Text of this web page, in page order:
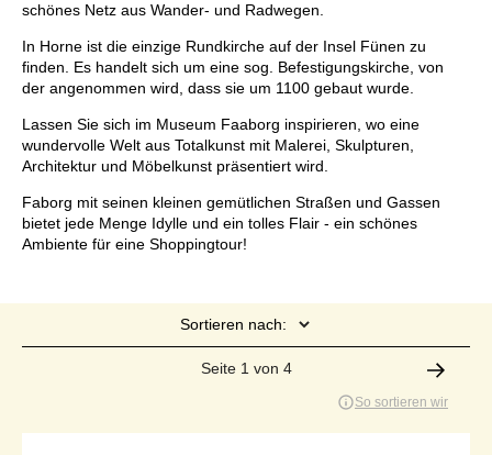
schönes Netz aus Wander- und Radwegen.
In Horne ist die einzige Rundkirche auf der Insel Fünen zu
finden. Es handelt sich um eine sog. Befestigungskirche, von
der angenommen wird, dass sie um 1100 gebaut wurde.
Lassen Sie sich im Museum Faaborg inspirieren, wo eine
wundervolle Welt aus Totalkunst mit Malerei, Skulpturen,
Architektur und Möbelkunst präsentiert wird.
Faborg mit seinen kleinen gemütlichen Straßen und Gassen
bietet jede Menge Idylle und ein tolles Flair - ein schönes
Ambiente für eine Shoppingtour!
Sortieren nach:
Seite 1 von 4
So sortieren wir